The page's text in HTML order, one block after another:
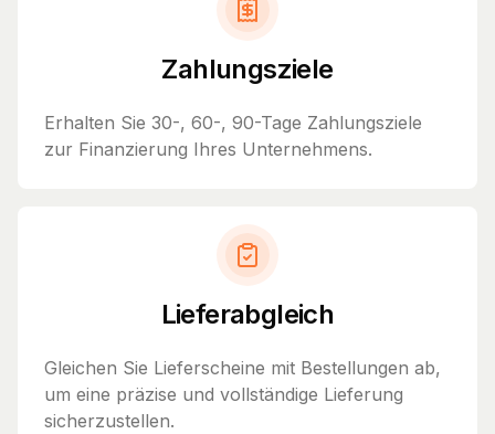
Zahlungsziele
Erhalten Sie 30-, 60-, 90-Tage Zahlungsziele
zur Finanzierung Ihres Unternehmens.
Lieferabgleich
Gleichen Sie Lieferscheine mit Bestellungen ab,
um eine präzise und vollständige Lieferung
sicherzustellen.